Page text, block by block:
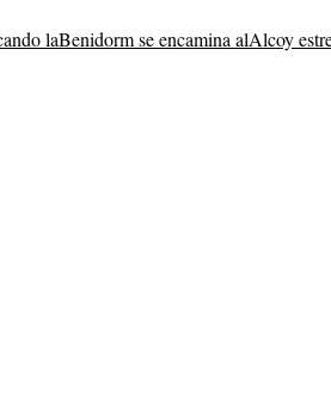
laBenidorm se encamina alAlcoy